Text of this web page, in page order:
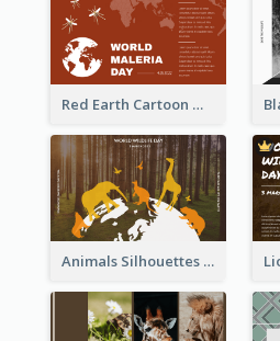
Red Earth Cartoon World Malaria Day Greeting Card
Animals Silhouettes World Wildlife Day Greeting Card